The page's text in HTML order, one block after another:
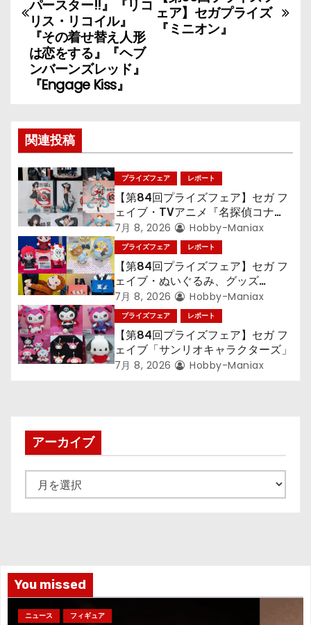
ナ
ビ
ゲ
ー
シ
ョ
ン
ェア】セガプライズ
『ミニオン』
パースター!!』『リコ
リス・リコイル』
『その着せ替え人形
は恋をする』『ヘブ
ンバーンズレッド』
『Engage Kiss』
関連投稿
プライズフェア レポート
【第84回プライズフェア】セガ フ
ェイブ・TVアニメ『名探偵コナ
ン』TVアニメ『呪術廻戦』『〈物
語〉シリーズ』「初音ミク」
7月 8, 2026 Hobby-Maniax
プライズフェア レポート
【第84回プライズフェア】セガ フ
ェイブ・ぬいぐるみ、グッズ
『LiSA』『ミニオン』『おさるの
ジョージ』『ポケットモンスター』
7月 8, 2026 Hobby-Maniax
プライズフェア レポート
【第84回プライズフェア】セガ フ
ェイブ「サンリオキャラクターズ」
7月 8, 2026 Hobby-Maniax
アーカイブ
ー
You missed
ニュース フィギュア